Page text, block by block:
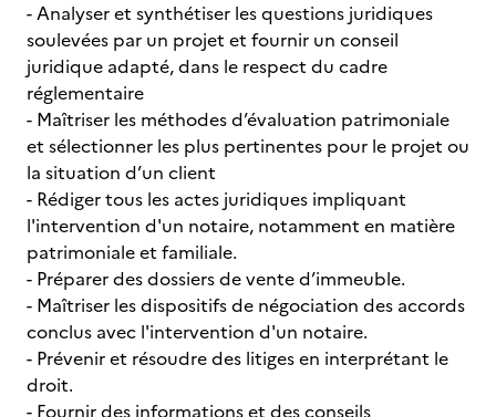
- Analyser et synthétiser les questions juridiques
soulevées par un projet et fournir un conseil
juridique adapté, dans le respect du cadre
réglementaire
- Maîtriser les méthodes d’évaluation patrimoniale
et sélectionner les plus pertinentes pour le projet ou
la situation d’un client
- Rédiger tous les actes juridiques impliquant
l'intervention d'un notaire, notamment en matière
patrimoniale et familiale.
- Préparer des dossiers de vente d’immeuble.
- Maîtriser les dispositifs de négociation des accords
conclus avec l'intervention d'un notaire.
- Prévenir et résoudre des litiges en interprétant le
droit.
- Fournir des informations et des conseils